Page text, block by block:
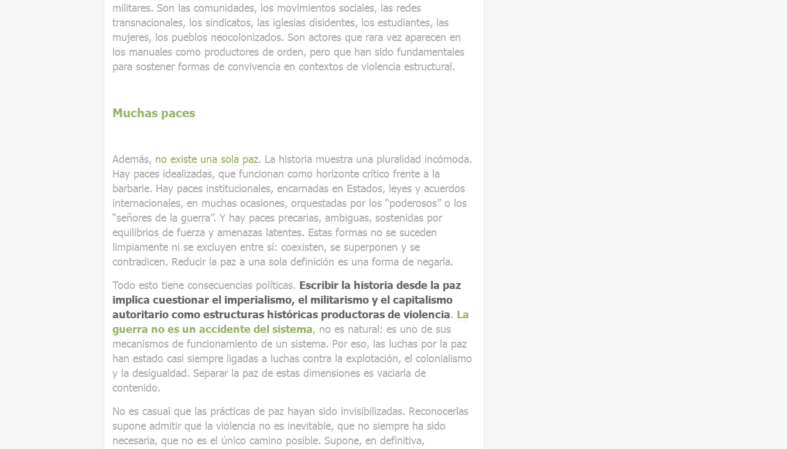
militares. Son las comunidades, los movimientos sociales, las redes
transnacionales, los sindicatos, las iglesias disidentes, los estudiantes, las
mujeres, los pueblos neocolonizados. Son actores que rara vez aparecen en
los manuales como productores de orden, pero que han sido fundamentales
para sostener formas de convivencia en contextos de violencia estructural.
Muchas paces
Además, no existe una sola paz. La historia muestra una pluralidad incómoda.
Hay paces idealizadas, que funcionan como horizonte crítico frente a la
barbarie. Hay paces institucionales, encarnadas en Estados, leyes y acuerdos
internacionales, en muchas ocasiones, orquestadas por los “poderosos” o los
“señores de la guerra”. Y hay paces precarias, ambiguas, sostenidas por
equilibrios de fuerza y amenazas latentes. Estas formas no se suceden
limpiamente ni se excluyen entre sí: coexisten, se superponen y se
contradicen. Reducir la paz a una sola definición es una forma de negarla.
Todo esto tiene consecuencias políticas. Escribir la historia desde la paz
implica cuestionar el imperialismo, el militarismo y el capitalismo
autoritario como estructuras históricas productoras de violencia. La
guerra no es un accidente del sistema, no es natural: es uno de sus
mecanismos de funcionamiento de un sistema. Por eso, las luchas por la paz
han estado casi siempre ligadas a luchas contra la explotación, el colonialismo
y la desigualdad. Separar la paz de estas dimensiones es vaciarla de
contenido.
No es casual que las prácticas de paz hayan sido invisibilizadas. Reconocerlas
supone admitir que la violencia no es inevitable, que no siempre ha sido
necesaria, que no es el único camino posible. Supone, en definitiva,